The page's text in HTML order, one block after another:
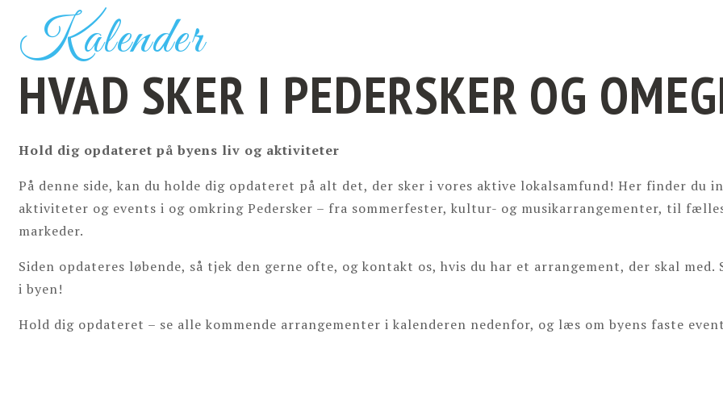
Kalender
HVAD SKER I PEDERSKER OG
Hold dig opdateret på byens liv og aktiviteter
På denne side, kan du holde dig opdateret på alt det, der sker i vores aktive lokalsamfund! Her finder du
aktiviteter og events i og omkring Pedersker – fra sommerfester, kultur- og musikarrangementer, til
markeder.
Siden opdateres løbende, så tjek den gerne ofte, og kontakt os, hvis du har et arrangement, der skal med.
i byen!
Hold dig opdateret – se alle kommende arrangementer i kalenderen nedenfor, og læs om byens faste